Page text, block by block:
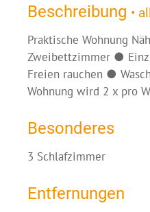
Beschreibung •
Praktische Wohnung
Zweibettzimmer ●
Freien rauchen ●
Wohnung wird 2 x pro
Besonderes
3 Schlafzimmer
Entfernungen